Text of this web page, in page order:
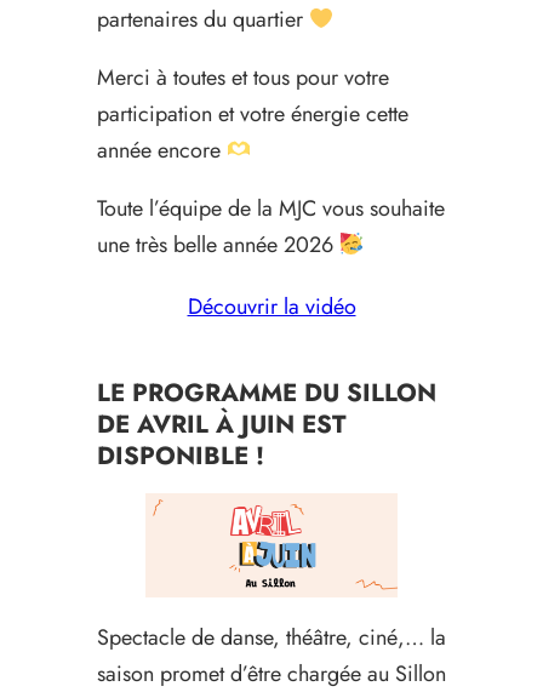
partenaires du quartier
Merci à toutes et tous pour votre
participation et votre énergie cette
année encore
Toute l’équipe de la MJC vous souhaite
une très belle année 2026
Découvrir la vidéo
LE PROGRAMME DU SILLON
DE AVRIL À JUIN EST
DISPONIBLE !
Spectacle de danse, théâtre, ciné,… la
saison promet d’être chargée au Sillon